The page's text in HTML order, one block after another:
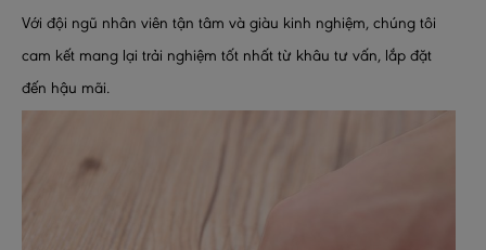
Với đội ngũ nhân viên tận tâm và giàu kinh nghiệm, chúng tôi
cam kết mang lại trải nghiệm tốt nhất từ khâu tư vấn, lắp đặt
đến hậu mãi.